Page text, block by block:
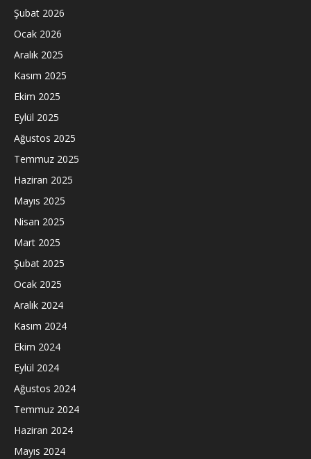
Şubat 2026
Ocak 2026
Aralık 2025
Kasım 2025
Ekim 2025
Eylül 2025
Ağustos 2025
Temmuz 2025
Haziran 2025
Mayıs 2025
Nisan 2025
Mart 2025
Şubat 2025
Ocak 2025
Aralık 2024
Kasım 2024
Ekim 2024
Eylül 2024
Ağustos 2024
Temmuz 2024
Haziran 2024
Mayıs 2024